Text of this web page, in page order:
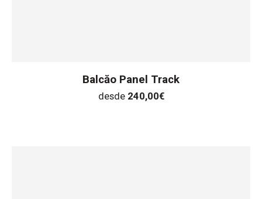
Balcăo Panel Track
desde 240,00€